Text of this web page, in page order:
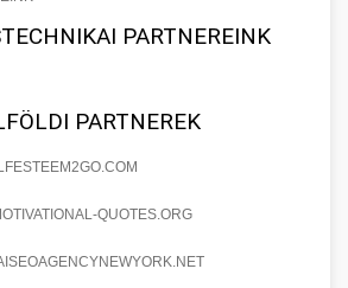
PARTNEREINK
PARTNEREK
QUOTES.ORG